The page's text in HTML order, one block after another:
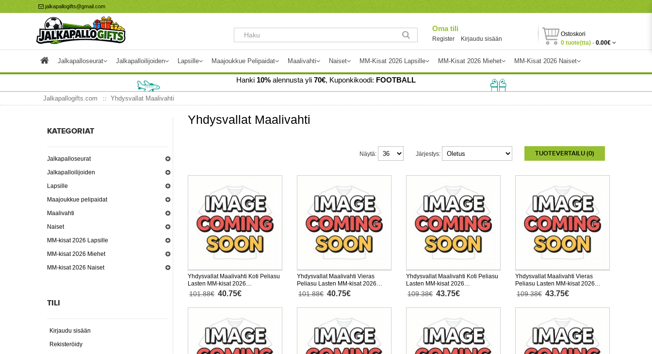
jalkapallogifts@gmail.com
Oma tili
Register Kirjaudu sisään
Ostoskori
0 tuote(tta) - 0.00€
Jalkapalloseurat Jalkapalloilijoiden Lapsille Maajoukkue Pelipaidat Maalivahti Naiset MM-Kisat 2026 Lapsille MM-Kisat 2026 Miehet MM-Kisat 2026 Naiset
Hanki 10% alennusta yli 70€, Kuponkikoodi: FOOTBALL
Jalkapallogifts.com Yhdysvallat Maalivahti
KATEGORIAT
Jalkapalloseurat
Jalkapalloilijoiden
Lapsille
Maajoukkue pelipaidat
Maalivahti
Naiset
MM-kisat 2026 Lapsille
MM-kisat 2026 Miehet
MM-kisat 2026 Naiset
TILI
Kirjaudu sisään
Rekisteröidy
Yhdysvallat Maalivahti
TUOTEVERTAILU (0)
Järjestys:
Näytä:
Yhdysvallat Maalivahti Koti Peliasu
Lasten MM-kisat 2026
Lyhythihainen (+ Lyhyet housut)
101.88€ 40.75€
Yhdysvallat Maalivahti Vieras
Peliasu Lasten MM-kisat 2026
Lyhythihainen (+ Lyhyet housut)
101.88€ 40.75€
Yhdysvallat Maalivahti Koti Peliasu
Lasten MM-kisat 2026
Pitkähihainen (+ Lyhyet housut)
109.38€ 43.75€
Yhdysvallat Maalivahti Vieras
Peliasu Lasten MM-kisat 2026
Pitkähihainen (+ Lyhyet housut)
109.38€ 43.75€